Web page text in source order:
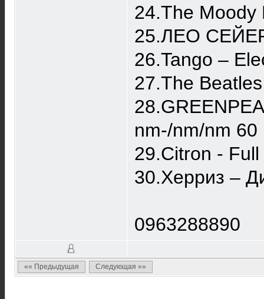
24.The Moody
25.ЛЕО
26.Tango ‎–
27.The
nm-/nm/nm 60
29.Citron -
30.Херриз –
0963288890
«« Предыдущая Следующая »»